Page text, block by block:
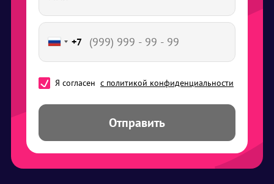
+7
Я согласен с политикой конфиденциальности
Отправить